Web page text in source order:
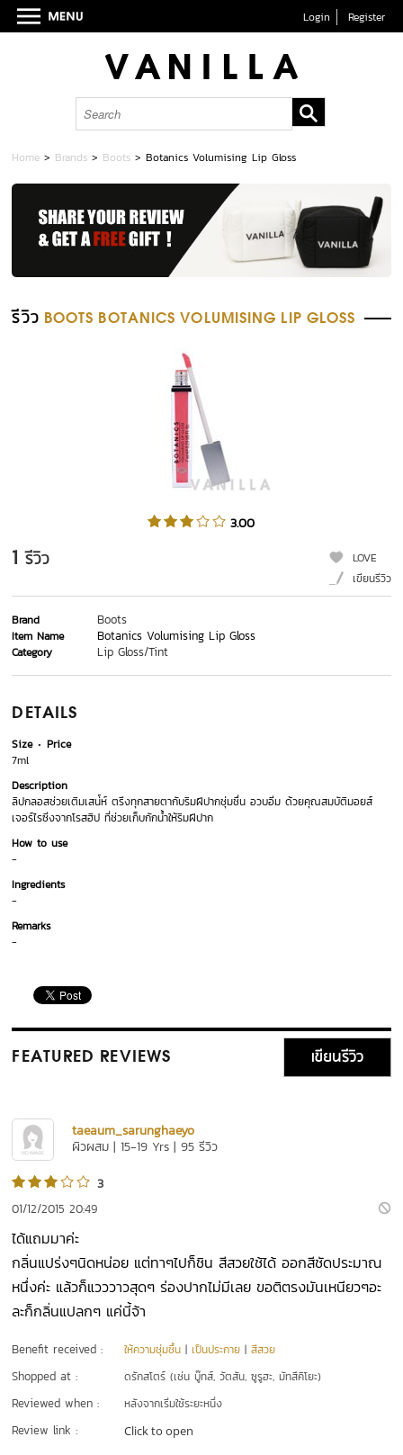
Login Register
Home > Brands > Boots >Botanics Volumising Lip Gloss
รีวิว BOOTS BOTANICS VOLUMISING LIP GLOSS
3.00
1 รีวิว
LOVE
เขียนรีวิว
Brand Boots
Item Name Botanics Volumising Lip Gloss
Category Lip Gloss/Tint
DETAILS
Size
Price
7ml
Description
ลิปกลอสช่วยเติมเสน่์ห์ ตรึงทุกสายตากับริมฝีปากชุ่มชื่น อวบอิ่ม ด้วยคุณสมบัติมอยส์
เจอร์ไรซิ่งจากโรสฮิป ที่ช่วยเก็บกักน้ำให้ริมฝีปาก
How to use
-
Ingredients
-
Remarks
-
FEATURED REVIEWS เขียนรีวิว
taeaum_sarunghaeyo
ผิวผสม | 15-19 Yrs | 95 รีวิว
3
01/12/2015 20:49
ได้แถมมาค่ะ
กลิ่นแปร่งๆนิดหน่อย แต่ทาๆไปก็ชิน สีสวยใช้ได้ ออกสีชัดประมาณ
หนึ่งค่ะ แล้วก็แวววาวสุดๆ ร่องปากไม่มีเลย ขอติตรงมันเหนียวๆอะ
ละก็กลิ่นแปลกๆ แค่นี้จ้า
Benefit received : ให้ความชุ่มชื้น |เป็นประกาย |สีสวย
Shopped at : ดรักสโตร์ (เช่น บู๊ทส์, วัตสัน, ซูรูฮะ, มัทสึคิโยะ)
Reviewed when : หลังจากเริ่มใช้ระยะหนึ่ง
Review link : Click to open